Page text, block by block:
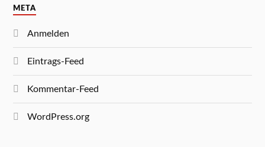
META
Anmelden
Eintrags-Feed
Kommentar-Feed
WordPress.org